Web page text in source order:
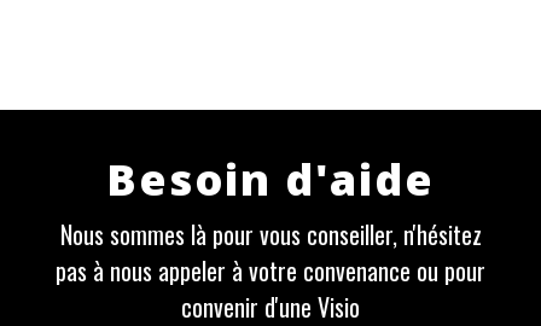
Besoin d'aide
Nous sommes là pour vous conseiller, n'hésitez
pas à nous appeler à votre convenance ou pour
convenir d'une Visio